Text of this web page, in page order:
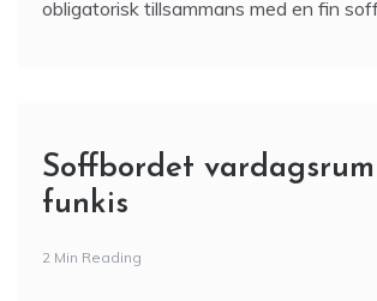
obligatorisk tillsammans med en fin
Soffbordet
funkis
2 Min Reading